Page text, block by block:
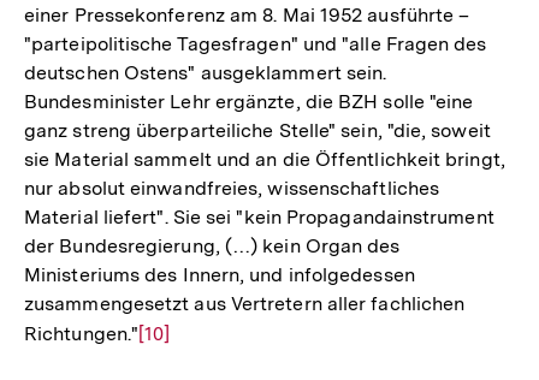
einer Pressekonferenz am 8. Mai 1952 ausführte –
"parteipolitische Tagesfragen" und "alle Fragen des
deutschen Ostens" ausgeklammert sein.
Bundesminister Lehr ergänzte, die BZH solle "eine
ganz streng überparteiliche Stelle" sein, "die, soweit
sie Material sammelt und an die Öffentlichkeit bringt,
nur absolut einwandfreies, wissenschaftliches
Material liefert". Sie sei "kein Propagandainstrument
der Bundesregierung, (…) kein Organ des
Ministeriums des Innern, und infolgedessen
zusammengesetzt aus Vertretern aller fachlichen
Richtungen."Zur
[10]